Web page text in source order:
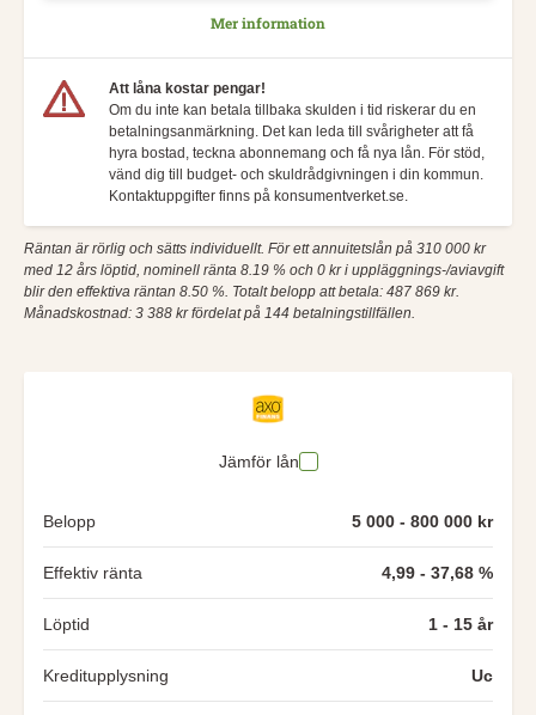
Mer information
Att låna kostar pengar!
Om du inte kan betala tillbaka skulden i tid riskerar du en
betalningsanmärkning. Det kan leda till svårigheter att få
hyra bostad, teckna abonnemang och få nya lån. För stöd,
vänd dig till budget- och skuldrådgivningen i din kommun.
Kontaktuppgifter finns på konsumentverket.se.
Räntan är rörlig och sätts individuellt. För ett annuitetslån på 310 000 kr
med 12 års löptid, nominell ränta 8.19 % och 0 kr i uppläggnings-/aviavgift
blir den effektiva räntan 8.50 %. Totalt belopp att betala: 487 869 kr.
Månadskostnad: 3 388 kr fördelat på 144 betalningstillfällen.
Jämför lån
Belopp 5 000 - 800 000 kr
Effektiv ränta 4,99 - 37,68 %
Löptid 1 - 15 år
Kreditupplysning Uc